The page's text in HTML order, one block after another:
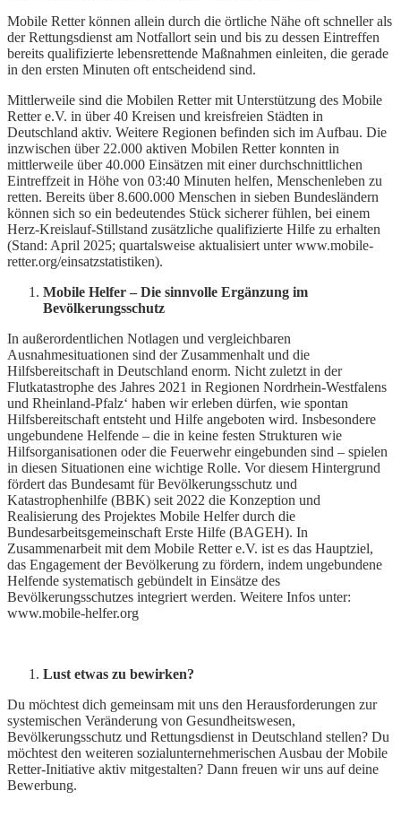
Mobile Retter können allein durch die örtliche Nähe oft schneller als
der Rettungsdienst am Notfallort sein und bis zu dessen Eintreffen
bereits qualifizierte lebensrettende Maßnahmen einleiten, die gerade
in den ersten Minuten oft entscheidend sind.
Mittlerweile sind die Mobilen Retter mit Unterstützung des Mobile
Retter e.V. in über 40 Kreisen und kreisfreien Städten in
Deutschland aktiv. Weitere Regionen befinden sich im Aufbau. Die
inzwischen über 22.000 aktiven Mobilen Retter konnten in
mittlerweile über 40.000 Einsätzen mit einer durchschnittlichen
Eintreffzeit in Höhe von 03:40 Minuten helfen, Menschenleben zu
retten. Bereits über 8.600.000 Menschen in sieben Bundesländern
können sich so ein bedeutendes Stück sicherer fühlen, bei einem
Herz-Kreislauf-Stillstand zusätzliche qualifizierte Hilfe zu erhalten
(Stand: April 2025; quartalsweise aktualisiert unter www.mobile-
retter.org/einsatzstatistiken).
Mobile Helfer – Die sinnvolle Ergänzung im
Bevölkerungsschutz
In außerordentlichen Notlagen und vergleichbaren
Ausnahmesituationen sind der Zusammenhalt und die
Hilfsbereitschaft in Deutschland enorm. Nicht zuletzt in der
Flutkatastrophe des Jahres 2021 in Regionen Nordrhein-Westfalens
und Rheinland-Pfalz‘ haben wir erleben dürfen, wie spontan
Hilfsbereitschaft entsteht und Hilfe angeboten wird. Insbesondere
ungebundene Helfende – die in keine festen Strukturen wie
Hilfsorganisationen oder die Feuerwehr eingebunden sind – spielen
in diesen Situationen eine wichtige Rolle. Vor diesem Hintergrund
fördert das Bundesamt für Bevölkerungsschutz und
Katastrophenhilfe (BBK) seit 2022 die Konzeption und
Realisierung des Projektes Mobile Helfer durch die
Bundesarbeitsgemeinschaft Erste Hilfe (BAGEH). In
Zusammenarbeit mit dem Mobile Retter e.V. ist es das Hauptziel,
das Engagement der Bevölkerung zu fördern, indem ungebundene
Helfende systematisch gebündelt in Einsätze des
Bevölkerungsschutzes integriert werden. Weitere Infos unter:
www.mobile-helfer.org
Lust etwas zu bewirken?
Du möchtest dich gemeinsam mit uns den Herausforderungen zur
systemischen Veränderung von Gesundheitswesen,
Bevölkerungsschutz und Rettungsdienst in Deutschland stellen? Du
möchtest den weiteren sozialunternehmerischen Ausbau der Mobile
Retter-Initiative aktiv mitgestalten? Dann freuen wir uns auf deine
Bewerbung.